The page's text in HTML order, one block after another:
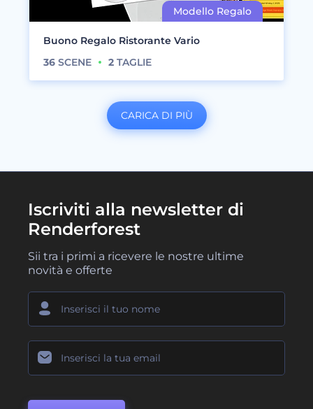
Buono Regalo Ristorante Vario
36 SCENE 2 TAGLIE
CARICA DI PIÙ
Iscriviti alla newsletter di
Renderforest
Sii tra i primi a ricevere le nostre ultime
novità e offerte